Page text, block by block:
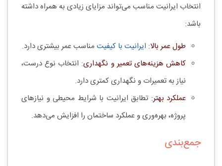
انتخاب ایرانیت مناسب می‌تواند مزایای زیادی به همراه داشته
باشد:
طول عمر بالا: ایرانیت با کیفیت مناسب عمر بیشتری دارد.
کاهش هزینه‌های تعمیر و نگهداری: انتخاب نوع درست،
نیاز به تعمیرات و نگهداری کمتری دارد.
عملکرد بهتر: تطابق ایرانیت با شرایط محیطی و نیازهای
پروژه، بهره‌وری و عملکرد ساختمان را افزایش می‌دهد.
جمع‌بندی